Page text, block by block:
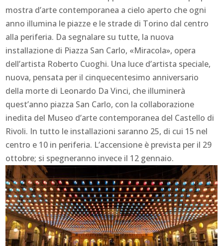
mostra d’arte contemporanea a cielo aperto che ogni
anno illumina le piazze e le strade di Torino dal centro
alla periferia. Da segnalare su tutte, la nuova
installazione di Piazza San Carlo, «Miracola», opera
dell’artista Roberto Cuoghi. Una luce d’artista speciale,
nuova, pensata per il cinquecentesimo anniversario
della morte di Leonardo Da Vinci, che illuminerà
quest’anno piazza San Carlo, con la collaborazione
inedita del Museo d’arte contemporanea del Castello di
Rivoli. In tutto le installazioni saranno 25, di cui 15 nel
centro e 10 in periferia. L’accensione è prevista per il 29
ottobre; si spegneranno invece il 12 gennaio.